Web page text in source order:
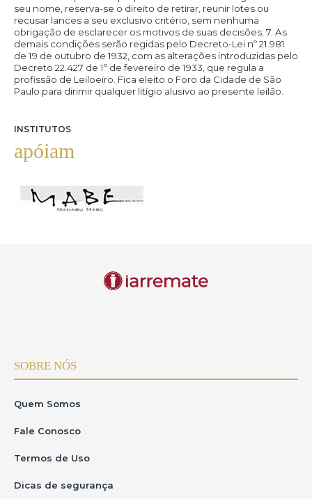
INSTITUTOS
apóiam
SOBRE NÓS
Quem Somos
Fale Conosco
Termos de Uso
Dicas de segurança